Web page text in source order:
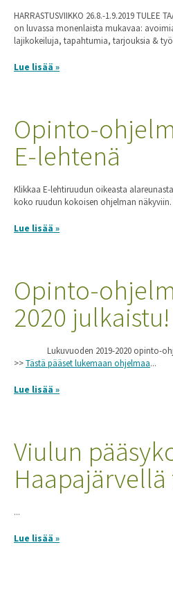
HARRASTUSVIIKKO 26.8.-1.9.2019 TULEE
on luvassa monenlaista mukavaa:
lajikokeiluja, tapahtumia, tarjouksia &
Lue lisää »
Opinto-
E-lehtenä
Klikkaa E-lehtiruudun oikeasta
koko ruudun kokoisen ohjelman näkyviin.
Lue lisää »
Opinto-
2020 julkaistu!
Lukuvuoden 2019-2020 opinto-
>>Tästä pääset lukemaan ohjelmaa...
Lue lisää »
Viulun
Haapajärvellä
...
Lue lisää »